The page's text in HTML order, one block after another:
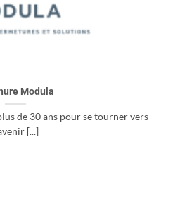
Modula
de 30 ans pour se tourner vers
[...]